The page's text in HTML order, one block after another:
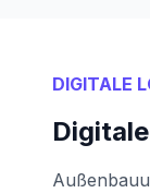
DIGITALE